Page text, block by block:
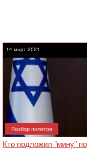
14 март 2021
Разбор полетов
Кто подложил "мину"